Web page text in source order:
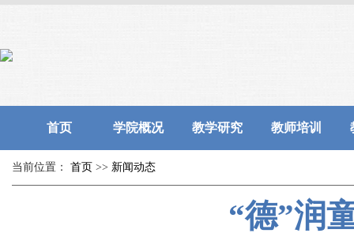
首页 学院概况 教学研究 教师培训
当前位置： 首页 >> 新闻动态
“德”润